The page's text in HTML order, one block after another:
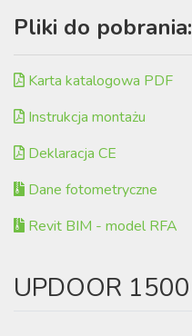
Pliki do pobrania:
Karta katalogowa PDF
Instrukcja montażu
Deklaracja CE
Dane fotometryczne
Revit BIM - model RFA
UPDOOR 1500